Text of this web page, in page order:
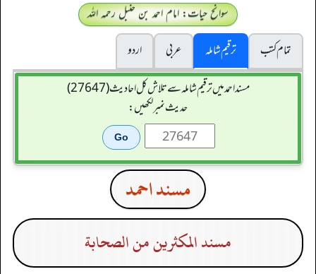
سوانح حیات: امام احمد بن حنبل رحمہ اللہ
تمام کتب
ترقیم شاملہ عربی
اردو
مسند احمد میں ترقیم شاملہ سے تلاش کل احادیث (27647)
حدیث نمبر لکھیں:
مسند احمد
مسند المكثرين من الصحابة